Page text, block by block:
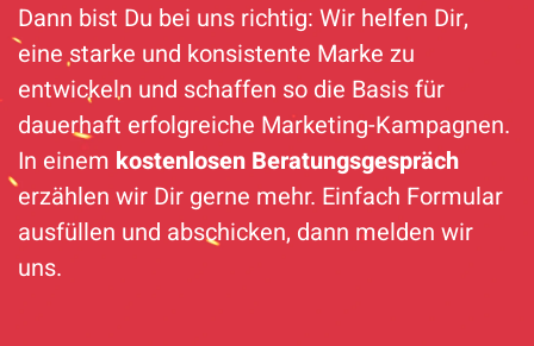
Dann bist Du bei uns richtig: Wir helfen Dir,
eine starke und konsistente Marke zu
entwickeln und schaffen so die Basis für
dauerhaft erfolgreiche Marketing-Kampagnen.
In einem kostenlosen Beratungsgespräch
erzählen wir Dir gerne mehr. Einfach Formular
ausfüllen und abschicken, dann melden wir
uns.